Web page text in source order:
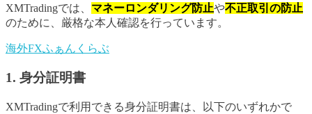
XMTradingでは、 マネーロンダリング防止や不正取引の防止
のために、厳格な本人確認を行っています。
海外FXふぁんくらぶ
1. 身分証明書
XMTradingで利用できる身分証明書は、以下のいずれかで